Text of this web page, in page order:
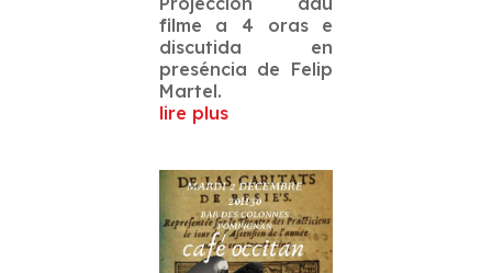
filme a 4 oras e
discutida en
preséncia de Felip
Martel.
lire plus